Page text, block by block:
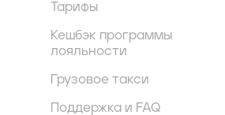
Тарифы
Кешбэк программы
лояльности
Грузовое такси
Поддержка и FAQ